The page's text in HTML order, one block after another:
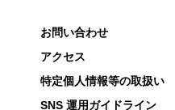
お問い合わせ
アクセス
特定個人情報等の取扱い
SNS 運用ガイドライン